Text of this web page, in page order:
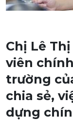
Chị Lê
viên
trường
chia sẻ,
dựng